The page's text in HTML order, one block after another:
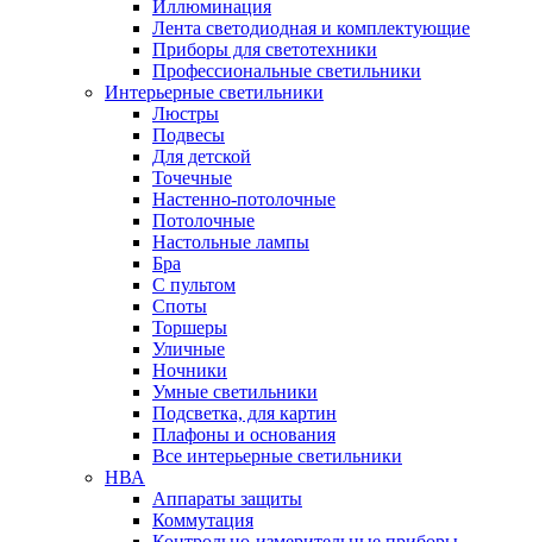
Иллюминация
Лента светодиодная и комплектующие
Приборы для светотехники
Профессиональные светильники
Интерьерные светильники
Люстры
Подвесы
Для детской
Точечные
Настенно-потолочные
Потолочные
Настольные лампы
Бра
С пультом
Споты
Торшеры
Уличные
Ночники
Умные светильники
Подсветка, для картин
Плафоны и основания
Все интерьерные светильники
НВА
Аппараты защиты
Коммутация